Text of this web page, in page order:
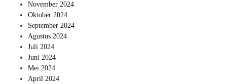
November 2024
Oktober 2024
September 2024
Agustus 2024
Juli 2024
Juni 2024
Mei 2024
April 2024